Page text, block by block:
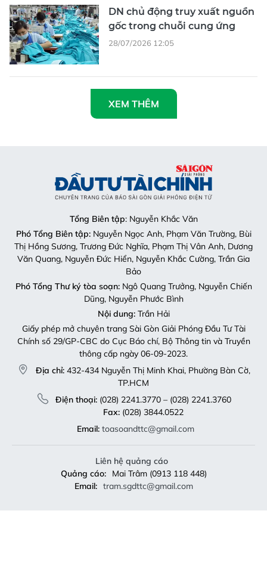
DN chủ động truy xuất nguồn
gốc trong chuỗi cung ứng
28/07/2026 12:05
XEM THÊM
Tổng Biên tập: Nguyễn Khắc Văn
Phó Tổng Biên tập:Nguyễn Ngọc Anh, Phạm Văn Trường, Bùi
Thị Hồng Sương, Trương Đức Nghĩa, Phạm Thị Vân Anh, Dương
Văn Quang, Nguyễn Đức Hiển, Nguyễn Khắc Cường, Trần Gia
Bảo
Phó Tổng Thư ký tòa soạn:Ngô Quang Trưởng, Nguyễn Chiến
Dũng, Nguyễn Phước Bình
Nội dung:Trần Hải
Giấy phép mở chuyên trang Sài Gòn Giải Phóng Đầu Tư Tài
Chính số 29/GP-CBC do Cục Báo chí, Bộ Thông tin và Truyền
thông cấp ngày 06-09-2023.
Địa chỉ: 432-434 Nguyễn Thị Minh Khai, Phường Bàn Cờ,
TP.HCM
Điện thoại:(028) 2241.3770 – (028) 2241.3760
Fax:(028) 3844.0522
Email: toasoandttc@gmail.com
Liên hệ quảng cáo
Quảng cáo:
Mai Trâm (0913 118 448)
Email: tram.sgdttc@gmail.com